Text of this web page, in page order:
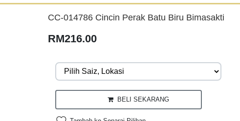
CC-014786 Cincin Perak Batu Biru Bimasakti
RM216.00
BELI SEKARANG